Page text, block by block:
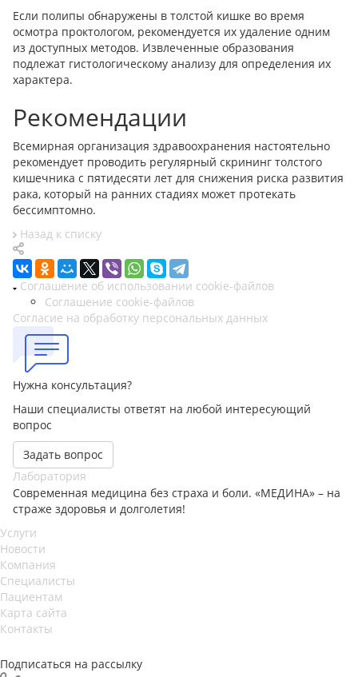
Если полипы обнаружены в толстой кишке во время
осмотра проктологом, рекомендуется их удаление одним
из доступных методов. Извлеченные образования
подлежат гистологическому анализу для определения их
характера.
Рекомендации
Всемирная организация здравоохранения настоятельно
рекомендует проводить регулярный скрининг толстого
кишечника с пятидесяти лет для снижения риска развития
рака, который на ранних стадиях может протекать
бессимптомно.
Назад к списку
Соглашение об использовании cookie-файлов
Соглашение cookie-файлов
Согласие на обработку персональных данных
Нужна консультация?
Наши специалисты ответят на любой интересующий
вопрос
Задать вопрос
Лаборатория
Современная медицина без страха и боли. «МЕДИНА» – на
страже здоровья и долголетия!
Услуги
Новости
Компания
Специалисты
Пациентам
Карта сайта
Контакты
Подписаться на рассылку